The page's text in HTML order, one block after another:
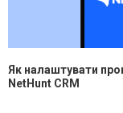
Як налаштувати
NetHunt CRM